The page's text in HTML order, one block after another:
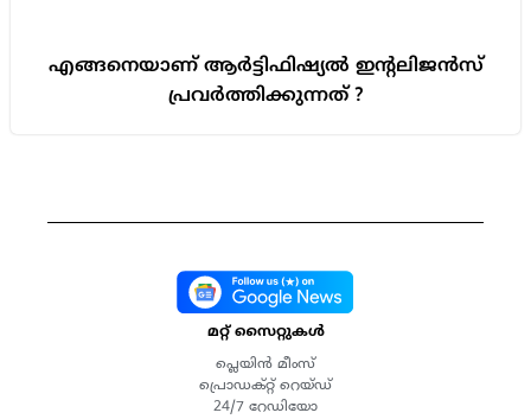
എങ്ങനെയാണ് ആർട്ടിഫിഷ്യൽ ഇന്റലിജൻസ്
പ്രവർത്തിക്കുന്നത് ?
മറ്റ് സൈറ്റുകൾ
പ്ലെയിൻ മീംസ്
പ്രൊഡക്റ്റ് റെയ്ഡ്
24/7 റേഡിയോ